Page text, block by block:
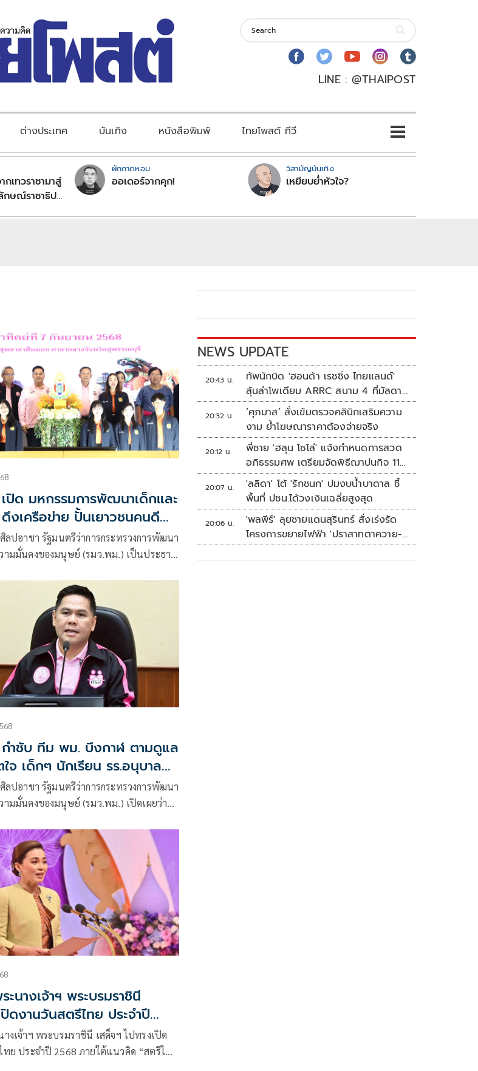
LINE : @THAIPOST
ต่างประเทศ บันเทิง หนังสือพิมพ์ ไทยโพสต์ ทีวี
กเทวราชามาสู่
กษณ์ราชาธิป
ผักกาดหอม
ออเดอร์จากคุก!
วิสามัญบันเทิง
เหยียบย่ำหัวใจ?
เปิด มหกรรมการพัฒนาเด็กและ
งเครือข่าย ปั้นเยาวชนคนดี
ณ
ลปอาชา รัฐมนตรีว่าการกระทรวงการพัฒนา
ามมั่นคงของมนุษย์ (รมว.พม.) เป็นประธาน
นื่องในวันเยาวชนแห่งชาติ ประจำปี 2568
ร่วมแรงแข็งขัน ช่วยกันพัฒนา ใฝ่หาสันติ”
กำชับ ทีม พม. บึงกาฬ ตามดูแล
จ เด็กๆ นักเรียน รร.อนุบาล
เซกา ที่ประสบเหตุรถรับส่ง
ลิกคว่ำ ตาย 2 สาหัส 1 เจ็บ
ลปอาชา รัฐมนตรีว่าการกระทรวงการพัฒนา
ามมั่นคงของมนุษย์ (รมว.พม.) เปิดเผยว่า
ะนางเจ้าฯ พระบรมราชินี
ดงานวันสตรีไทย ประจำปี
รีไทยพร้อมใจ สืบสาน รักษา
ะราชปณิธานอย่างยั่งยืน’
งเจ้าฯ พระบรมราชินี เสด็จฯ ไปทรงเปิด
ทย ประจำปี 2568 ภายใต้แนวคิด “สตรีไทย
NEWS UPDATE
20:43 น.
ทัพนักบิด 'ฮอนด้า เรซซิ่ง ไทยแลนด์'
ลุ้นล่าโพเดียม ARRC สนาม 4 ที่มัลดาลิ
กา
20:32 น.
‘ศุภมาส’ สั่งเข้มตรวจคลินิกเสริมความ
งาม ย้ำโฆษณาราคาต้องจ่ายจริง
20:12 น.
พี่ชาย 'ฮลุน โซโล่' แจ้งกำหนดการสวด
อภิธรรมศพ เตรียมจัดพิธีฌาปนกิจ 11
ส.ค.
20:07 น.
'ลลิดา' โต้ 'รักชนก' ปมงบน้ำบาดาล ชี้
พื้นที่ ปชน.ได้วงเงินเฉลี่ยสูงสุด
20:06 น.
'พลพีร์' ลุยชายแดนสุรินทร์ สั่งเร่งรัด
โครงการขยายไฟฟ้า 'ปราสาทตาควาย-
เนิน 350'